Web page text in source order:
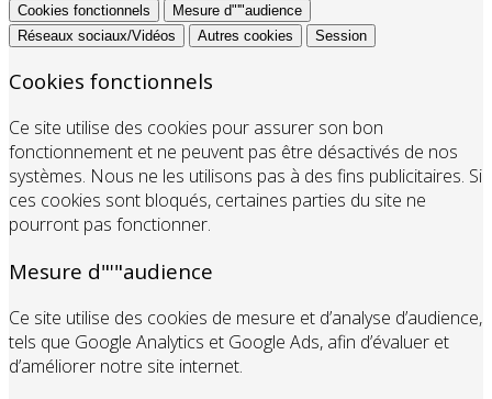
Cookies fonctionnels
Mesure d"'"audience
Réseaux sociaux/Vidéos
Autres cookies Session
Cookies fonctionnels
Ce site utilise des cookies pour assurer son bon
fonctionnement et ne peuvent pas être désactivés de nos
systèmes. Nous ne les utilisons pas à des fins publicitaires. Si
ces cookies sont bloqués, certaines parties du site ne
pourront pas fonctionner.
Mesure d"'"audience
Ce site utilise des cookies de mesure et d’analyse d’audience,
tels que Google Analytics et Google Ads, afin d’évaluer et
d’améliorer notre site internet.